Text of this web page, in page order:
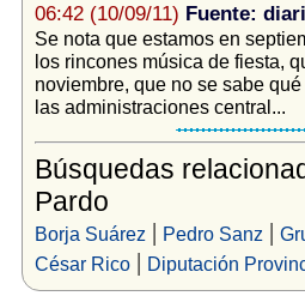
06:42 (10/09/11) Fuente:
Se nota que estamos en
los rincones música de fiesta,
noviembre, que no se sabe
las administraciones central...
Búsquedas
Pardo
Borja Suárez | Pedro Sanz |
César Rico| Diputación